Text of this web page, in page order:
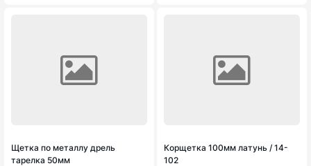
Щетка по металлу дрель
тарелка 50мм
Корщетка 100мм латунь / 14-
102